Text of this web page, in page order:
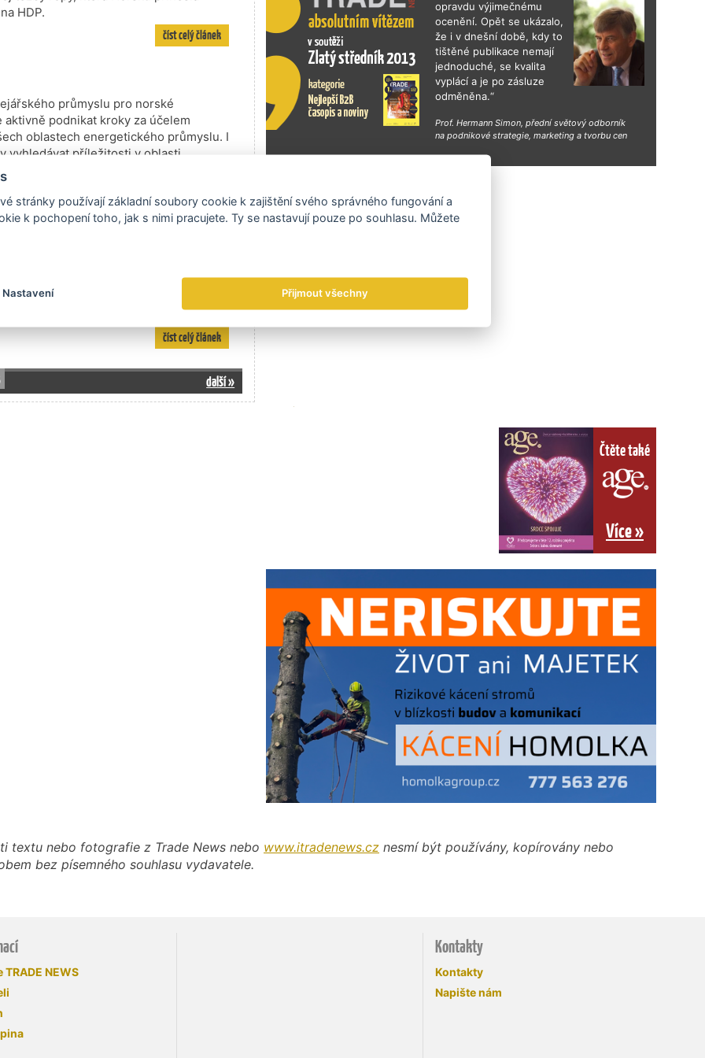
HDP.
číst celý článek
průmyslu pro norské
podnikat kroky za účelem
oblastech energetického průmyslu. I
vyhledávat příležitosti v oblasti…
Za součást regionu se však
spjaté se skandinávskými
číst celý článek
další »
Exportní trhy
opravdu výjimečnému
ocenění. Opět se ukázalo,
že i v dnešní době, kdy to
tištěné publikace nemají
jednoduché, se kvalita
vyplácí a je po zásluze
odměněna.“
Prof. Hermann Simon, přední světový odborník
na podnikové strategie, marketing a tvorbu cen
Čtěte také
Více »
textu nebo fotografie z Trade News nebo www.itradenews.cz nesmí být používány, kopírovány nebo
bez písemného souhlasu vydavatele.
NEWS
Kontakty
Kontakty
Napište nám
stránky používají základní soubory cookie k zajištění svého správného fungování a
k pochopení toho, jak s nimi pracujete. Ty se nastavují pouze po souhlasu. Můžete
Nastavení Přijmout všechny